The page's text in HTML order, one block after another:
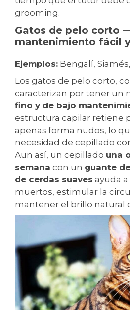
grooming.
Gatos de pelo corto
mantenimiento fácil
Ejemplos: Bengalí,
Los gatos de pelo corto,
caracterizan por tener un
fino y de bajo
estructura capilar retiene
apenas forma nudos, lo
necesidad de cepillado
Aun así, un cepillado una
semana con un guante
de cerdas suaves ayuda
muertos, estimular la
mantener el brillo natural